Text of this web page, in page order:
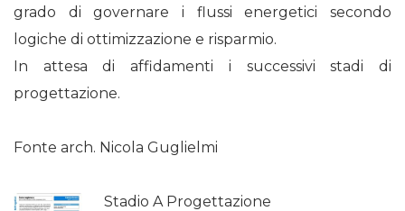
grado di governare i flussi energetici secondo
logiche di ottimizzazione e risparmio.
In attesa di affidamenti i successivi stadi di
progettazione.
Fonte arch. Nicola Guglielmi
Stadio A Progettazione